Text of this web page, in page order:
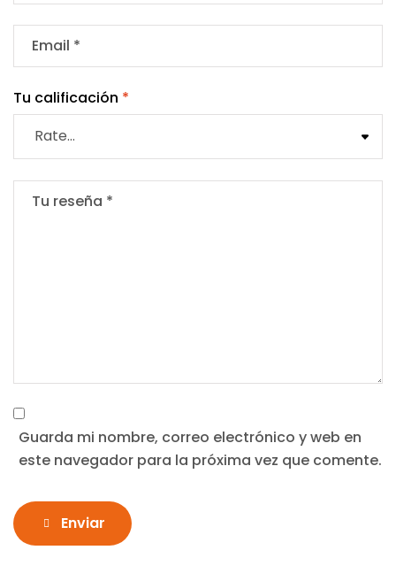
Tu calificación *
Guarda mi nombre, correo electrónico y web en
este navegador para la próxima vez que comente.
Enviar